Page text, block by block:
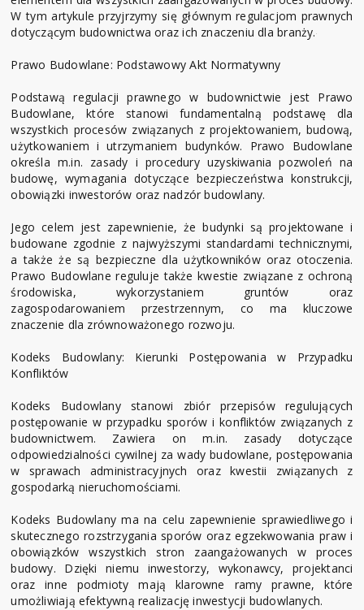
W tym artykule przyjrzymy się głównym regulacjom prawnych
dotyczącym budownictwa oraz ich znaczeniu dla branży.
Prawo Budowlane: Podstawowy Akt Normatywny
Podstawą regulacji prawnego w budownictwie jest Prawo
Budowlane, które stanowi fundamentalną podstawę dla
wszystkich procesów związanych z projektowaniem, budową,
użytkowaniem i utrzymaniem budynków. Prawo Budowlane
określa m.in. zasady i procedury uzyskiwania pozwoleń na
budowę, wymagania dotyczące bezpieczeństwa konstrukcji,
obowiązki inwestorów oraz nadzór budowlany.
Jego celem jest zapewnienie, że budynki są projektowane i
budowane zgodnie z najwyższymi standardami technicznymi,
a także że są bezpieczne dla użytkowników oraz otoczenia.
Prawo Budowlane reguluje także kwestie związane z ochroną
środowiska, wykorzystaniem gruntów oraz
zagospodarowaniem przestrzennym, co ma kluczowe
znaczenie dla zrównoważonego rozwoju.
Kodeks Budowlany: Kierunki Postępowania w Przypadku
Konfliktów
Kodeks Budowlany stanowi zbiór przepisów regulujących
postępowanie w przypadku sporów i konfliktów związanych z
budownictwem. Zawiera on m.in. zasady dotyczące
odpowiedzialności cywilnej za wady budowlane, postępowania
w sprawach administracyjnych oraz kwestii związanych z
gospodarką nieruchomościami.
Kodeks Budowlany ma na celu zapewnienie sprawiedliwego i
skutecznego rozstrzygania sporów oraz egzekwowania praw i
obowiązków wszystkich stron zaangażowanych w proces
budowy. Dzięki niemu inwestorzy, wykonawcy, projektanci
oraz inne podmioty mają klarowne ramy prawne, które
umożliwiają efektywną realizację inwestycji budowlanych.